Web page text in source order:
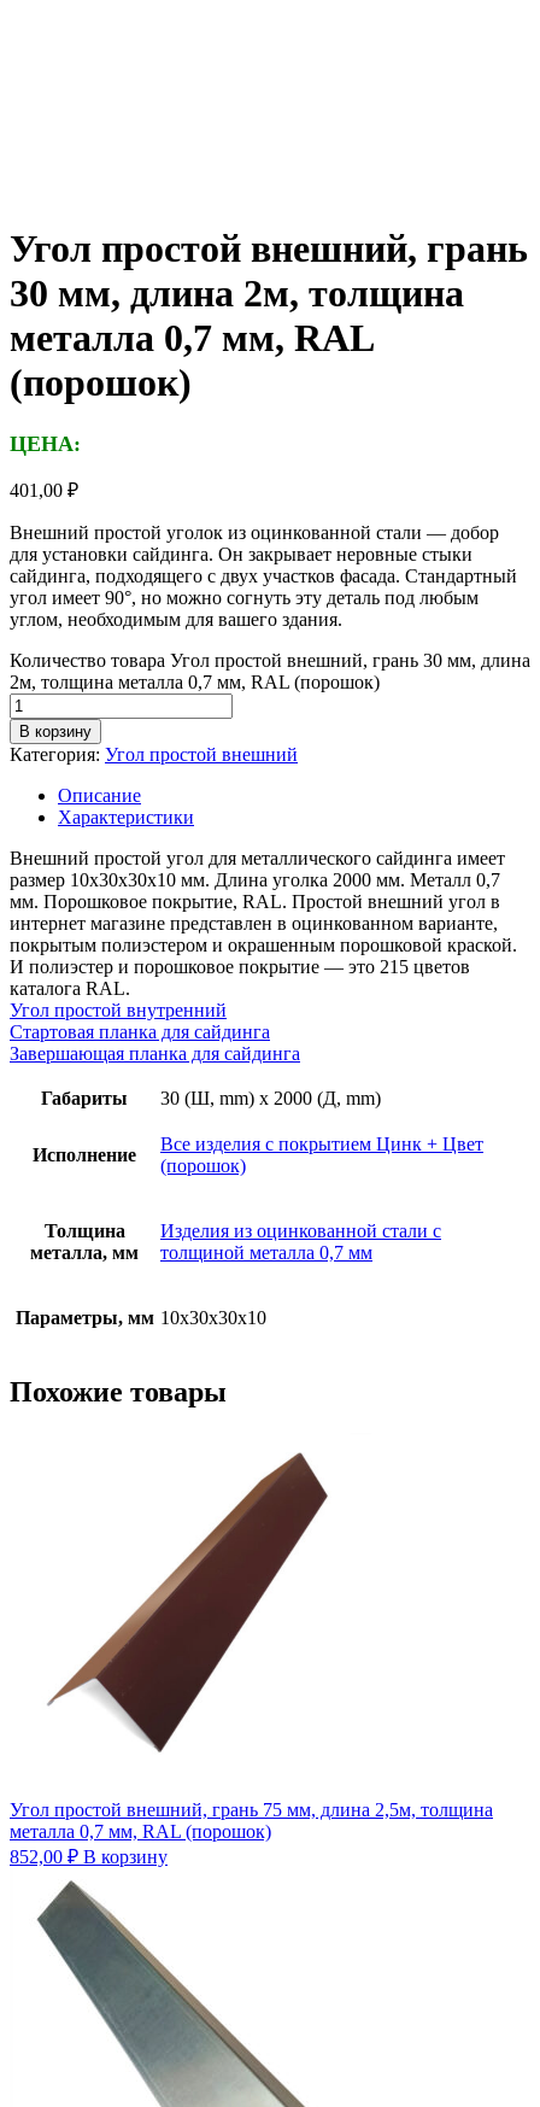
Угол простой внешний, грань
30 мм, длина 2м, толщина
металла 0,7 мм, RAL
(порошок)
ЦЕНА:
401,00 ₽
Внешний простой уголок из оцинкованной стали — добор
для установки сайдинга. Он закрывает неровные стыки
сайдинга, подходящего с двух участков фасада. Стандартный
угол имеет 90°, но можно согнуть эту деталь под любым
углом, необходимым для вашего здания.
Количество товара Угол простой внешний, грань 30 мм, длина
2м, толщина металла 0,7 мм, RAL (порошок)
В корзину
Категория: Угол простой внешний
Описание
Характеристики
Внешний простой угол для металлического сайдинга имеет
размер 10х30х30х10 мм. Длина уголка 2000 мм. Металл 0,7
мм. Порошковое покрытие, RAL. Простой внешний угол в
интернет магазине представлен в оцинкованном варианте,
покрытым полиэстером и окрашенным порошковой краской.
И полиэстер и порошковое покрытие — это 215 цветов
каталога RAL.
Угол простой внутренний
Стартовая планка для сайдинга
Завершающая планка для сайдинга
Габариты 30 (Ш, mm) x 2000 (Д, mm)
Исполнение
Все изделия с покрытием Цинк + Цвет
(порошок)
Толщина
металла, мм
Изделия из оцинкованной стали с
толщиной металла 0,7 мм
Параметры, мм 10х30х30х10
Похожие товары
Угол простой внешний, грань 75 мм, длина 2,5м, толщина
металла 0,7 мм, RAL (порошок)
852,00 ₽ В корзину